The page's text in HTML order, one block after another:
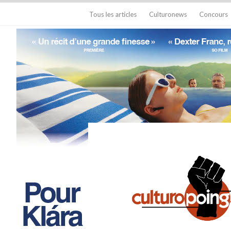
Tous les articles Culturonews Concours